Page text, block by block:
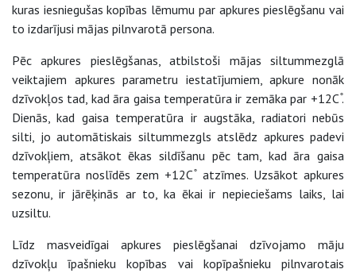
kuras iesniegušas kopības lēmumu par apkures pieslēgšanu vai
to izdarījusi mājas pilnvarotā persona.
Pēc apkures pieslēgšanas, atbilstoši mājas siltummezglā
veiktajiem apkures parametru iestatījumiem, apkure nonāk
dzīvokļos tad, kad āra gaisa temperatūra ir zemāka par +12C ̊.
Dienās, kad gaisa temperatūra ir augstāka, radiatori nebūs
silti, jo automātiskais siltummezgls atslēdz apkures padevi
dzīvokļiem, atsākot ēkas sildīšanu pēc tam, kad āra gaisa
temperatūra noslīdēs zem +12C ̊ atzīmes. Uzsākot apkures
sezonu, ir jārēķinās ar to, ka ēkai ir nepieciešams laiks, lai
uzsiltu.
Līdz masveidīgai apkures pieslēgšanai dzīvojamo māju
dzīvokļu īpašnieku kopības vai kopīpašnieku pilnvarotais